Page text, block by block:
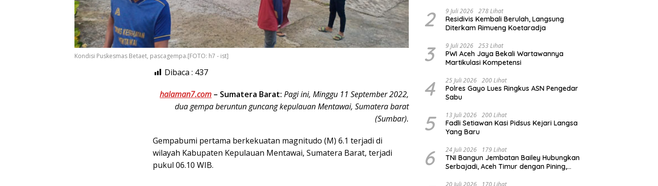
Kondisi Puskesmas Betaet, pascagempa.[FOTO: h7 - ist]
Dibaca : 437
halaman7.com – Sumatera Barat: Pagi ini, Minggu 11 September 2022,
dua gempa beruntun guncang kepulauan Mentawai, Sumatera barat
(Sumbar).
Gempabumi pertama berkekuatan magnitudo (M) 6.1 terjadi di
wilayah Kabupaten Kepulauan Mentawai, Sumatera Barat, terjadi
pukul 06.10 WIB.
2 9 Juli 2026 278 Lihat
Residivis Kembali Berulah, Langsung
Diterkam Rimueng Koetaradja
3 9 Juli 2026 253 Lihat
PWI Aceh Jaya Bekali Wartawannya
Martikulasi Kompetensi
4 25 Juli 2026 200 Lihat
Polres Gayo Lues Ringkus ASN Pengedar
Sabu
5 13 Juli 2026 200 Lihat
Fadli Setiawan Kasi Pidsus Kejari Langsa
Yang Baru
6 24 Juli 2026 179 Lihat
TNI Bangun Jembatan Bailey Hubungkan
Serbajadi, Aceh Timur dengan Pining,
20 Juli 2026 170 Lihat